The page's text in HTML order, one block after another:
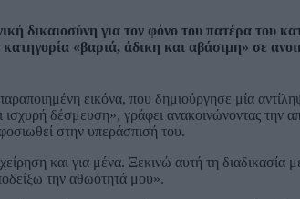
δικαιοσύνη για τον φόνο του πατέρα του
«βαριά, άδικη και αβάσιμη» σε
εικόνα, που δημιούργησε μία
δέσμευση», γράφει ανακοινώνοντας την
στην υπεράσπισή του.
και για μένα. Ξεκινώ αυτή τη διαδικασία
την αθωότητά μου».